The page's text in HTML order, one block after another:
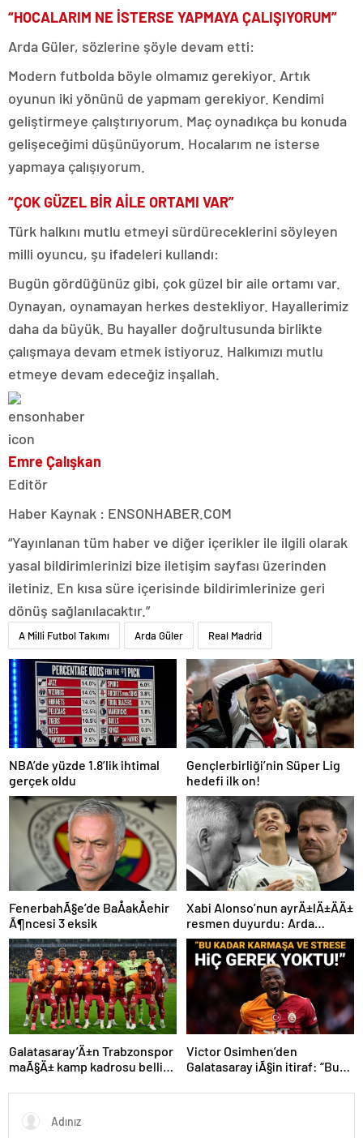
“HOCALARIM NE İSTERSE YAPMAYA ÇALIŞIYORUM”
Arda Güler, sözlerine şöyle devam etti:
Modern futbolda böyle olmamız gerekiyor. Artık
oyunun iki yönünü de yapmam gerekiyor. Kendimi
geliştirmeye çalıştırıyorum. Maç oynadıkça bu konuda
gelişeceğimi düşünüyorum. Hocalarım ne isterse
yapmaya çalışıyorum.
“ÇOK GÜZEL BİR AİLE ORTAMI VAR”
Türk halkını mutlu etmeyi sürdüreceklerini söyleyen
milli oyuncu, şu ifadeleri kullandı:
Bugün gördüğünüz gibi, çok güzel bir aile ortamı var.
Oynayan, oynamayan herkes destekliyor. Hayallerimiz
daha da büyük. Bu hayaller doğrultusunda birlikte
çalışmaya devam etmek istiyoruz. Halkımızı mutlu
etmeye devam edeceğiz inşallah.
Emre Çalışkan
Editör
Haber Kaynak : ENSONHABER.COM
“Yayınlanan tüm haber ve diğer içerikler ile ilgili olarak
yasal bildirimlerinizi bize iletişim sayfası üzerinden
iletiniz. En kısa süre içerisinde bildirimlerinize geri
dönüş sağlanılacaktır.”
A Milli Futbol Takımı Arda Güler Real Madrid
NBA’de yüzde 1.8’lik ihtimal
gerçek oldu
Gençlerbirliği’nin Süper Lig
hedefi ilk on!
FenerbahÃ§e’de BaÅakÅehir
Ã¶ncesi 3 eksik
Xabi Alonso’nun ayrÄ±lÄ±ÄÄ±
resmen duyurdu: Arda
GÃ¼ler’in yeni hocasÄ±
olmak iÃ§in geri sayÄ±m
baÅladÄ±
Galatasaray’Ä±n Trabzonspor
maÃ§Ä± kamp kadrosu belli
Victor Osimhen’den
Galatasaray iÃ§in itiraf: “Bu